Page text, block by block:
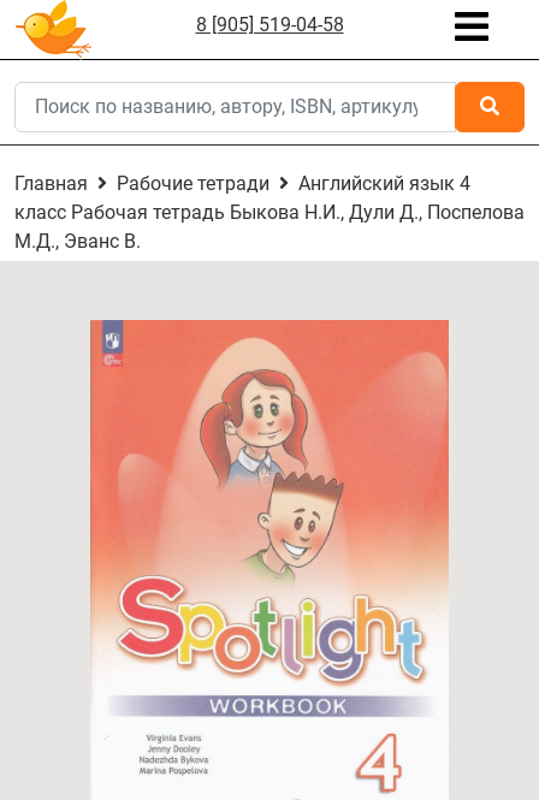
8 [905] 519-04-58
Главная Рабочие тетради
Английский язык 4
класс Рабочая тетрадь Быкова Н.И., Дули Д., Поспелова
М.Д., Эванс В.